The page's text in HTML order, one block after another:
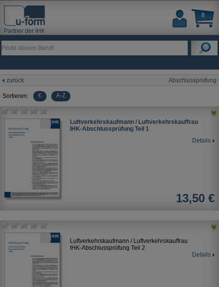
Partner der IHK
0
zurück Abschlussprüfung
Sortieren: € A-Z
Luftverkehrskaufmann / Luftverkehrskauffrau
IHK-Abschlussprüfung Teil 1
Details
13,50 €
Luftverkehrskaufmann / Luftverkehrskauffrau
IHK-Abschlussprüfung Teil 2
Details